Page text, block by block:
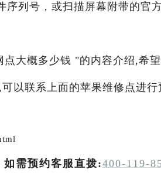
列号，或扫描屏幕附带的官
大概多少钱 "的内容介绍,希
以联系上面的苹果维修点进
需预约客服直拨:400-119-